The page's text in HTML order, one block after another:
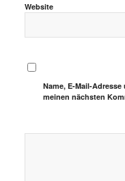
Website
Name, E-Mail-
meinen nächsten